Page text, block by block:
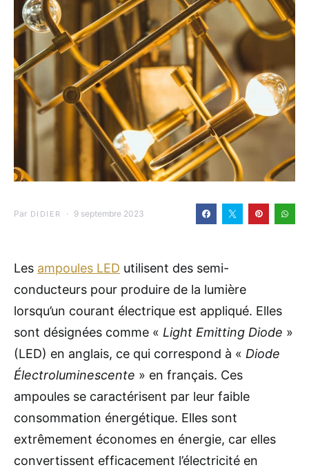
Par DIDIER 9 septembre 2023
Les ampoules LED utilisent des semi-
conducteurs pour produire de la lumière
lorsqu’un courant électrique est appliqué. Elles
sont désignées comme « Light Emitting Diode »
(LED) en anglais, ce qui correspond à « Diode
Électroluminescente » en français. Ces
ampoules se caractérisent par leur faible
consommation énergétique. Elles sont
extrêmement économes en énergie, car elles
convertissent efficacement l’électricité en